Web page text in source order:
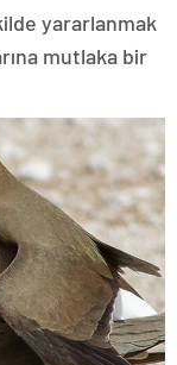
yararlanmak
mutlaka bir